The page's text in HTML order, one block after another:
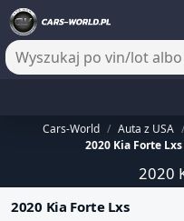
Cars-World / Auta z USA /
2020 Kia Forte
2020
2020 Kia Forte Lxs